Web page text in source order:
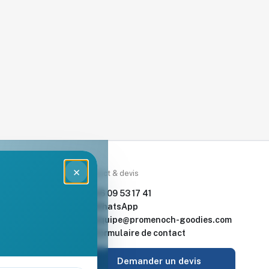
× Contact & devis
06 09 53 17 41
WhatsApp
equipe@promenoch-goodies.com
Formulaire de contact
Demander un devis